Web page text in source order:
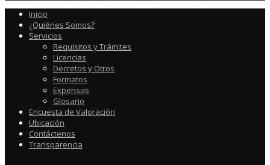
Inicio
¿Quiénes Somos?
Servicios
Requisitos y Trámites
Licencias
Decretos y Otros
Formatos
Expensas
Glosario
Encuesta de Valoración
Ubicación
Contáctenos
Transparencia